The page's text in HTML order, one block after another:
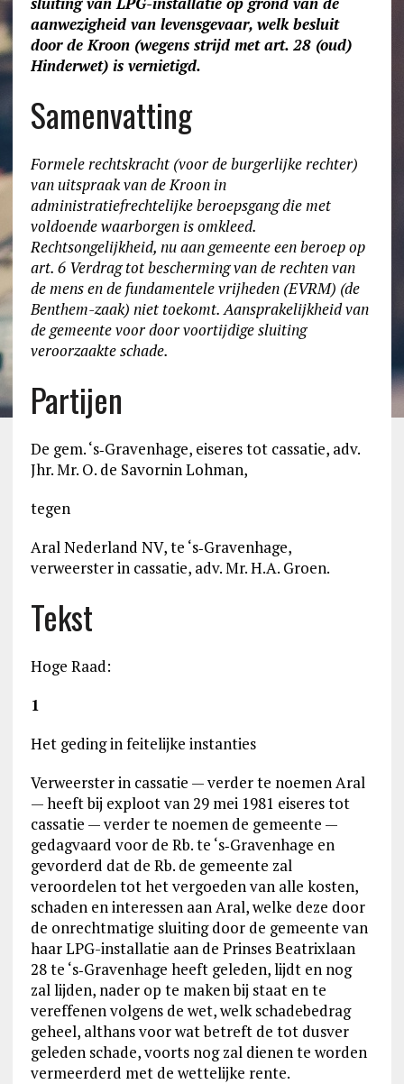
aanwezigheid van levensgevaar, welk besluit
door de Kroon (wegens strijd met art. 28 (oud)
Hinderwet) is vernietigd.
Samenvatting
Formele rechtskracht (voor de burgerlijke rechter)
van uitspraak van de Kroon in
administratiefrechtelijke beroepsgang die met
voldoende waarborgen is omkleed.
Rechtsongelijkheid, nu aan gemeente een beroep op
art. 6 Verdrag tot bescherming van de rechten van
de mens en de fundamentele vrijheden (EVRM) (de
Benthem-zaak) niet toekomt. Aansprakelijkheid van
de gemeente voor door voortijdige sluiting
veroorzaakte schade.
Partijen
De gem. ‘s‑Gravenhage, eiseres tot cassatie, adv.
Jhr. Mr. O. de Savornin Lohman,
tegen
Aral Nederland NV, te ‘s‑Gravenhage,
verweerster in cassatie, adv. Mr. H.A. Groen.
Tekst
Hoge Raad:
1
Het geding in feitelijke instanties
Verweerster in cassatie — verder te noemen Aral
— heeft bij exploot van 29 mei 1981 eiseres tot
cassatie — verder te noemen de gemeente —
gedagvaard voor de Rb. te ‘s‑Gravenhage en
gevorderd dat de Rb. de gemeente zal
veroordelen tot het vergoeden van alle kosten,
schaden en interessen aan Aral, welke deze door
de onrechtmatige sluiting door de gemeente van
haar LPG-installatie aan de Prinses Beatrixlaan
28 te ‘s‑Gravenhage heeft geleden, lijdt en nog
zal lijden, nader op te maken bij staat en te
vereffenen volgens de wet, welk schadebedrag
geheel, althans voor wat betreft de tot dusver
geleden schade, voorts nog zal dienen te worden
vermeerderd met de wettelijke rente.